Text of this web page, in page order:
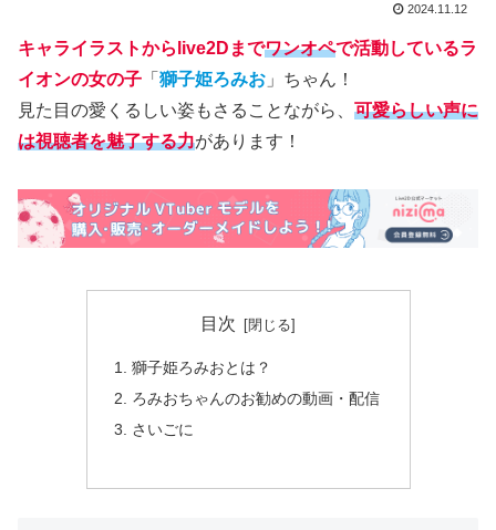
2024.11.12
キャライラストからlive2Dまでワンオペで活動しているラ
イオンの女の子 「 獅子姫ろみお 」ちゃん！
見た目の愛くるしい姿もさることながら、 可愛らしい声に
は視聴者を魅了する力があります！
目次
獅子姫ろみおとは？
ろみおちゃんのお勧めの動画・配信
さいごに